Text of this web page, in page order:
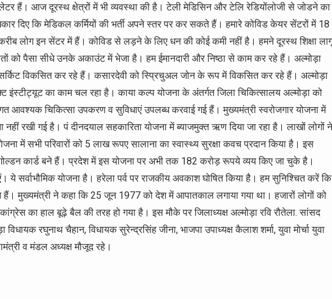
हैं। आज दूरस्थ क्षेत्रों में भी व्यवस्था की है। टेली मेडिसिन और टेलि रेडियोंलोजी से जोडने का
दिए कि मेडिकल कर्मियों की भर्ती अपने स्तर पर कर सकते हैं। हमारे कोविड केयर सेंटरों में 18
लोग इन सेंटर में हैं। कोविड से लड़ने के लिए धन की कोई कमी नहीं है। हमने दूरस्थ शिक्षा
को पैसा सीधे उनके अकाउंट में भेजा है। हम ईमानदारी और निष्ठा से काम कर रहे हैं। अल्मोड़ा
विकसित कर रहे हैं। कसारदेवी को स्प्रिचुअल जोन के रूप में विकसित कर रहे हैं। अल्मोड़ा
इंस्टीट्यूट का काम चल रहा है। काया कल्प योजना के अंतर्गत जिला चिकित्सालय अल्मोड़ा को
आवश्यक चिकित्सा उपकरण व सुविधाएं उपलब्ध करवाई गई हैं। मुख्यमंत्री स्वरोजगार योजना में
रखी गई है। पं दीनदयाल सहकारिता योजना में ब्याजमुक्त ऋण दिया जा रहा है। लाखों लोगों ने
में सभी परिवारों को 5 लाख रूपए सालाना का स्वास्थ्य सुरक्षा कवच प्रदान किया है। इस
कार्ड बने हैं। प्रदेश में इस योजना पर अभी तक 182 करोड़ रूपये व्यय किए जा चुके है।
सर्वाभौमिक योजना है। हरेला पर्व पर राजकीय अवकाश घोषित किया है। हम सुनिश्चित करें कि
मुख्यमंत्री ने कहा कि 25 जून 1977 को देश में आपातकाल लगाया गया था। हजारों लोगों को
का हाल बूढ़े बैल की तरह हो गया है। इस मौके पर जिलाध्यक्ष अल्मोड़ा रवि रौतेला. सांसद
रघुनाथ चैहान, विधायक सुरेन्द्रसिंह जीना, भाजपा उपाध्यक्ष कैलाश शर्मा, युवा मोर्चा युवा
व मंडल अध्यक्ष मौजूद रहे।